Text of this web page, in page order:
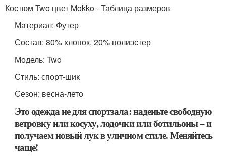
Костюм Two цвет Mokko - Таблица размеров
Материал: Футер
Состав: 80% хлопок, 20% полиэстер
Модель: Two
Стиль: спорт-шик
Сезон: весна-лето
Это одежда не для спортзала: наденьте свободную
ветровку или косуху, лодочки или ботильоны – и
получаем новый лук в уличном стиле. Меняйтесь
чаще!